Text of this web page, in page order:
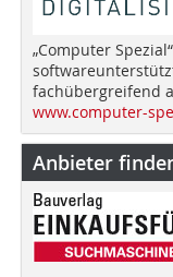
„Computer
fachübergreifend
www.computer-
Anbieter